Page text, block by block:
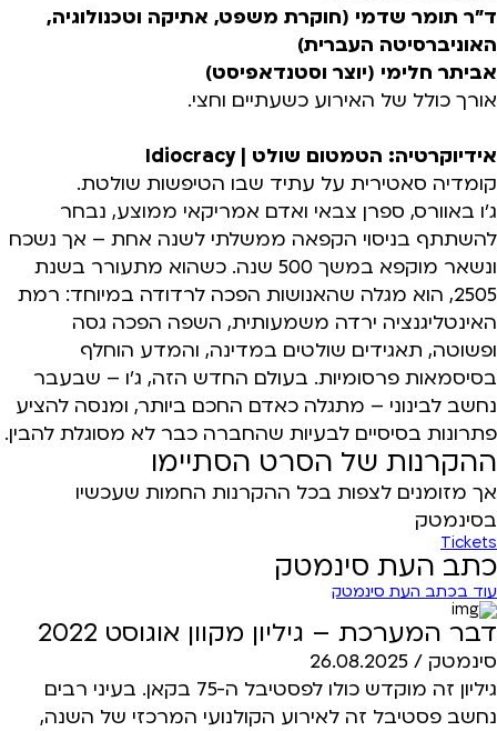
ד"ר תומר שדמי (חוקרת משפט, אתיקה וטכנולוגיה,
האוניברסיטה העברית)
אביתר חלימי (יוצר וסטנדאפיסט)
אורך כולל של האירוע כשעתיים וחצי.
אידיוקרטיה: הטמטום שולט | Idiocracy
קומדיה סאטירית על עתיד שבו הטיפשות שולטת.
ג’ו באוורס, ספרן צבאי ואדם אמריקאי ממוצע, נבחר
להשתתף בניסוי הקפאה ממשלתי לשנה אחת – אך נשכח
ונשאר מוקפא במשך 500 שנה. כשהוא מתעורר בשנת
2505, הוא מגלה שהאנושות הפכה לרדודה במיוחד: רמת
האינטליגנציה ירדה משמעותית, השפה הפכה גסה
ופשוטה, תאגידים שולטים במדינה, והמדע הוחלף
בסיסמאות פרסומיות. בעולם החדש הזה, ג'ו – שבעבר
נחשב לבינוני – מתגלה כאדם החכם ביותר, ומנסה להציע
פתרונות בסיסיים לבעיות שהחברה כבר לא מסוגלת להבין.
ההקרנות של הסרט הסתיימו
אך מזומנים לצפות בכל ההקרנות החמות שעכשיו
בסינמטק
Tickets
כתב העת סינמטק
עוד בכתב העת סינמטק
דבר המערכת – גיליון מקוון אוגוסט 2022
סינמטק / 26.08.2025
גיליון זה מוקדש כולו לפסטיבל ה-75 בקאן. בעיני רבים
נחשב פסטיבל זה לאירוע הקולנועי המרכזי של השנה,